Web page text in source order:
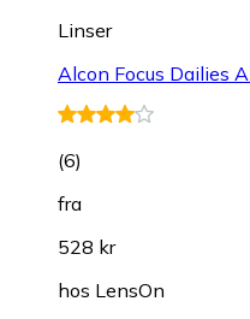
Linser
Alcon Focus Dailies
(6)
fra
528 kr
hos LensOn